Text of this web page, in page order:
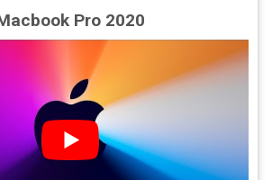
Pro 2020